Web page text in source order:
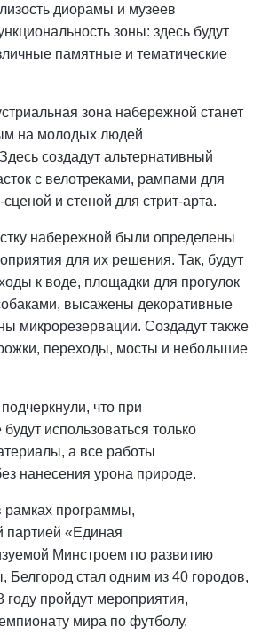
диорамы и музеев
зоны: здесь будут
памятные и тематические
зона набережной станет
на молодых людей
создадут альтернативный
с велотреками, рампами для
и стеной для стрит-арта.
набережной были определены
для их решения. Так, будут
к воде, площадки для прогулок
высажены декоративные
микрорезервации. Создадут также
переходы, мосты и небольшие
что при
будут использоваться только
а все работы
нанесения урона природе.
рамках программы,
партией «Единая
Минстроем по развитию
Белгород стал одним из 40 городов,
году пройдут мероприятия,
мира по футболу.